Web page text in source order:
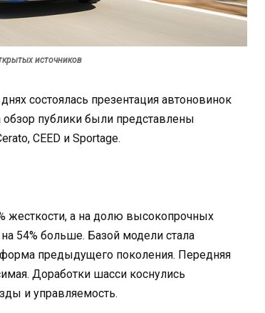
источников
днях состоялась презентация автоновинок
обзор публики были представлены
CEED и Sportage.
жесткости, а на долю высокопрочных
54% больше. Базой модели стала
предыдущего поколения. Передняя
Доработки шасси коснулись
и управляемость.